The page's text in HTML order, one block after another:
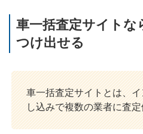
車一括査定サイトな
つけ出せる
車一括査定サイトとは、
し込みで複数の業者に査